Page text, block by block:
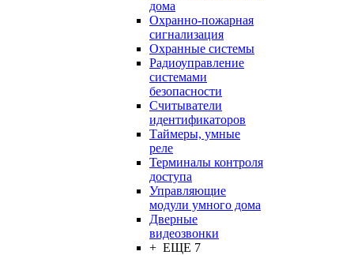
дома
Охранно-пожарная
сигнализация
Охранные системы
Радиоуправление
системами
безопасности
Считыватели
идентификаторов
Таймеры, умные
реле
Терминалы контроля
доступа
Управляющие
модули умного дома
Дверные
видеозвонки
+ ЕЩЕ 7